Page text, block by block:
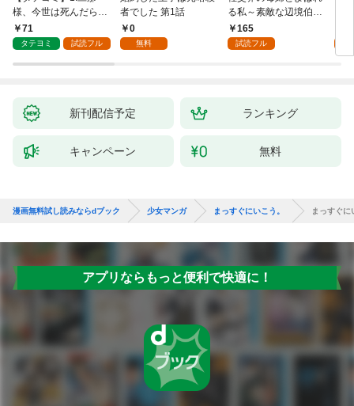
様、今世は死んだら許
しません
71
タテヨミ 試読フル
者でした 第1話
0
無料
る私～素敵な辺境伯令
息に腕を折られたの
で、責任とってもらい
165
試読フル
新刊配信予定 ランキング
キャンペーン 無料
漫画無料試し読みならdブック 少女マンガ まっすぐにいこう。 まっすぐ
アプリならもっと便利で快適に！